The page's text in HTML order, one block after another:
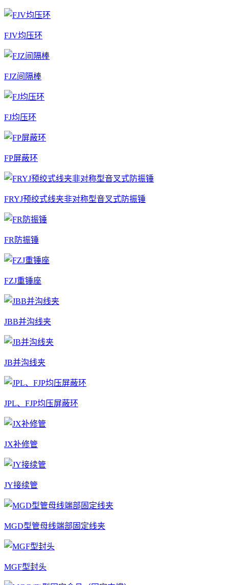
FJV均压环
FJZ间隔棒
FJ均压环
FP屏蔽环
FRYJ预绞式线夹非对称型音叉式防振锤
FR防振锤
FZJ重锤座
JBB并沟线夹
JB并沟线夹
JPL、FJP均压屏蔽环
JX补修管
JY接续管
MGD型管母线端部固定线夹
MGF型封头